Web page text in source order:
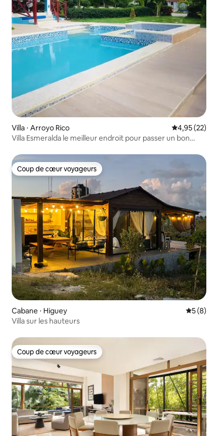
Villa ⋅ Arroyo Rico Évaluation
4,95 (22)
Villa Esmeralda le meilleur endroit pour passer un bon
Coup de cœur voyageurs
Coup de cœur voyageurs
Cabane ⋅ Higuey
5 (8)
Villa sur les hauteurs
Coup de cœur voyageurs
Coup de cœur voyageurs